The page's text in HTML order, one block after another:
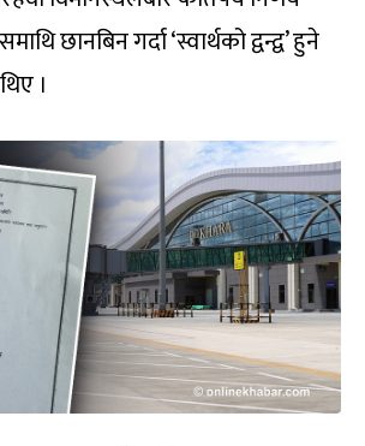
छानबिन गर्दा ‘स्वार्थको द्वन्द्व’ हुने
।